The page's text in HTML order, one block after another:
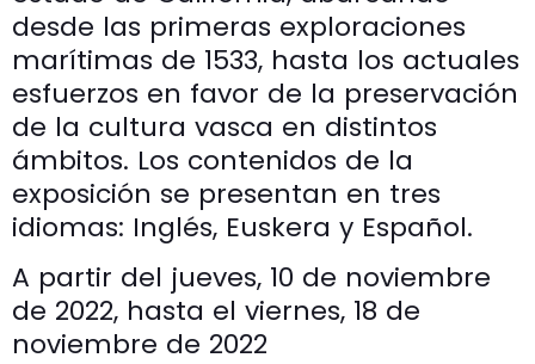
desde las primeras exploraciones
marítimas de 1533, hasta los actuales
esfuerzos en favor de la preservación
de la cultura vasca en distintos
ámbitos. Los contenidos de la
exposición se presentan en tres
idiomas: Inglés, Euskera y Español.
A partir del jueves, 10 de noviembre
de 2022, hasta el viernes, 18 de
noviembre de 2022